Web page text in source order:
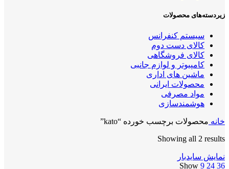
زیر‌دسته‌های محصولات
سیستم کنفرانس
کالای دست دوم
کالای فروشگاهی
کامپیوتر و لوازم جانبی
ماشین های اداری
محصولات ایرانی
مواد مصرفی
هوشمندسازی
خانه محصولات برچسب خورده “kato”
Showing all 2 results
نمایش سایدبار
Show 9 24 36